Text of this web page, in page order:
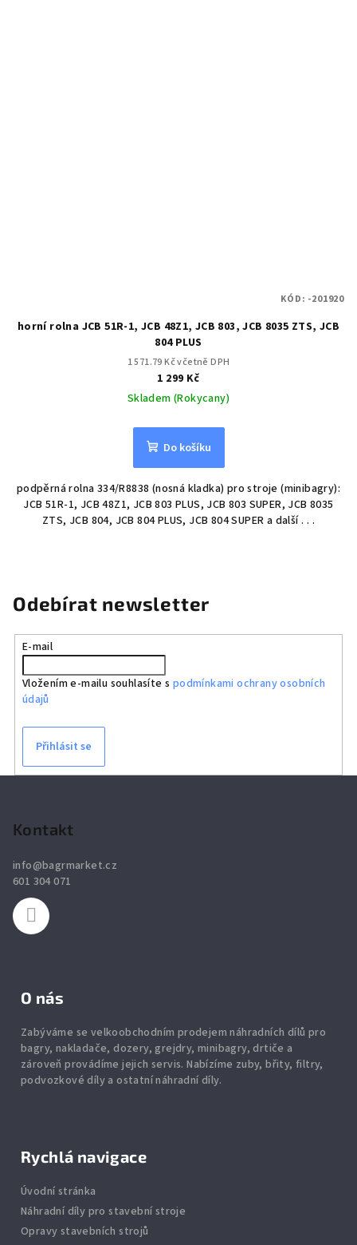
horní rolna JCB 51R-1, JCB 48Z1, JCB 803, JCB 8035 ZTS, JCB
804 PLUS
1 571.79 Kč včetně DPH
1 299 Kč
Skladem (Rokycany)
Do košíku
podpěrná rolna 334/R8838 (nosná kladka) pro stroje (minibagry):
JCB 51R-1, JCB 48Z1, JCB 803 PLUS, JCB 803 SUPER, JCB 8035
ZTS, JCB 804, JCB 804 PLUS, JCB 804 SUPER a další . . .
KÓD: -201920
Odebírat newsletter
E-mail
Vložením e-mailu souhlasíte s podmínkami ochrany osobních
údajů
Přihlásit se
Kontakt
info@bagrmarket.cz
601 304 071
O nás
Zabýváme se velkoobchodním prodejem náhradních dílů pro
bagry, nakladače, dozery, grejdry, minibagry, drtiče a
zároveň provádíme jejich servis. Nabízíme zuby,břity,filtry,
podvozkové díly a ostatní náhradní díly.
Rychlá navigace
Úvodní stránka
Náhradní díly pro stavební stroje
Opravy stavebních strojů